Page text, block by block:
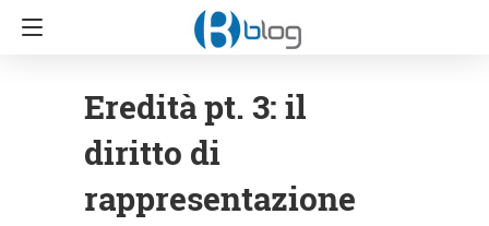
Eredità pt. 3: il
diritto di
rappresentazione